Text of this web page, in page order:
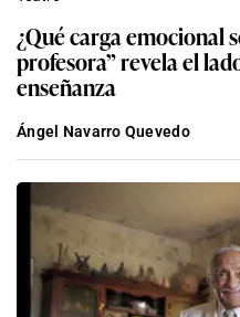
¿Qué carga emocional
profesora” revela el
enseñanza
Ángel Navarro Quevedo